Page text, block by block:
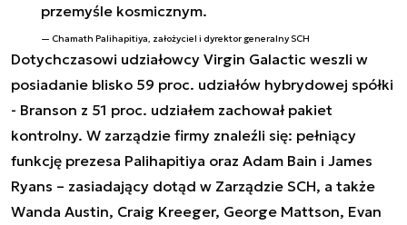
przemyśle kosmicznym.
Chamath Palihapitiya, założyciel i dyrektor generalny SCH
Dotychczasowi udziałowcy Virgin Galactic weszli w
posiadanie blisko 59 proc. udziałów hybrydowej spółki
- Branson z 51 proc. udziałem zachował pakiet
kontrolny. W zarządzie firmy znaleźli się: pełniący
funkcję prezesa Palihapitiya oraz Adam Bain i James
Ryans – zasiadający dotąd w Zarządzie SCH, a także
Wanda Austin, Craig Kreeger, George Mattson, Evan